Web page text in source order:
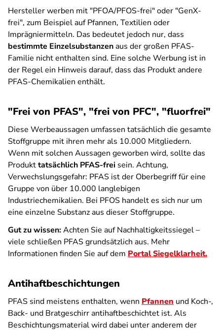
Hersteller werben mit "PFOA/PFOS-frei" oder "GenX-
frei", zum Beispiel auf Pfannen, Textilien oder
Imprägniermitteln. Das bedeutet jedoch nur, dass
bestimmte Einzelsubstanzenaus der großen PFAS-
Familie nicht enthalten sind. Eine solche Werbung ist in
der Regel ein Hinweis darauf, dass das Produkt andere
PFAS-Chemikalien enthält.
"Frei von PFAS", "frei von PFC", "fluorfrei"
Diese Werbeaussagen umfassen tatsächlich die gesamte
Stoffgruppe mit ihren mehr als 10.000 Mitgliedern.
Wenn mit solchen Aussagen geworben wird, sollte das
Produkttatsächlich PFAS-frei sein. Achtung,
Verwechslungsgefahr: PFAS ist der Oberbegriff für eine
Gruppe von über 10.000 langlebigen
Industriechemikalien. Bei PFOS handelt es sich nur um
eine einzelne Substanz aus dieser Stoffgruppe.
Gut zu wissen:Achten Sie auf Nachhaltigkeitssiegel –
viele schließen PFAS grundsätzlich aus. Mehr
Informationen finden Sie auf dem Portal Siegelklarheit.
Antihaftbeschichtungen
PFAS sind meistens enthalten, wenn Pfannen und Koch-,
Back- und Bratgeschirr antihaftbeschichtet ist. Als
Beschichtungsmaterial wird dabei unter anderem der